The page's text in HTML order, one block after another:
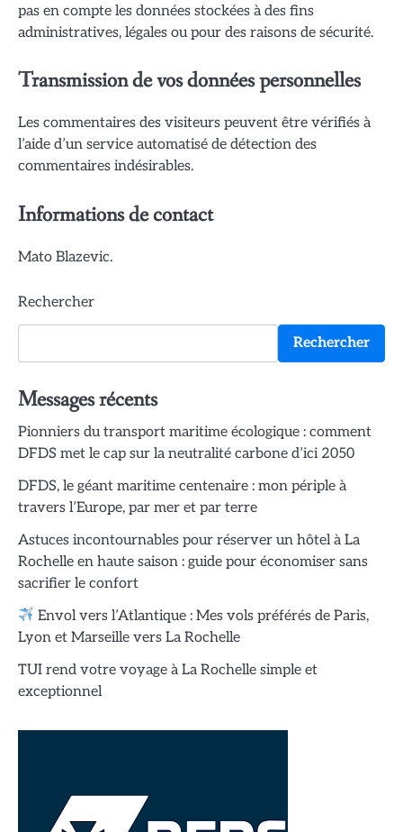
pas en compte les données stockées à des fins
administratives, légales ou pour des raisons de sécurité.
Transmission de vos données personnelles
Les commentaires des visiteurs peuvent être vérifiés à
l’aide d’un service automatisé de détection des
commentaires indésirables.
Informations de contact
Mato Blazevic.
Rechercher
Rechercher
Messages récents
Pionniers du transport maritime écologique : comment
DFDS met le cap sur la neutralité carbone d’ici 2050
DFDS, le géant maritime centenaire : mon périple à
travers l’Europe, par mer et par terre
Astuces incontournables pour réserver un hôtel à La
Rochelle en haute saison : guide pour économiser sans
sacrifier le confort
Envol vers l’Atlantique : Mes vols préférés de Paris,
Lyon et Marseille vers La Rochelle
TUI rend votre voyage à La Rochelle simple et
exceptionnel